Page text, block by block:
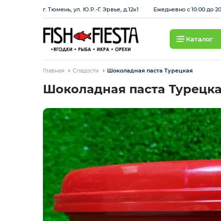
г. Тюмень, ул. Ю.Р.-Г. Эрвье, д.12к1 Ежедневно с 10:00 до
Каталог
Охлажденная рыба
Березовские полуфабрикаты
Рыба красная с/м
Рыба белая с/м
Главная Сладости Шоколадная паста Турецкая
Шоколадная паста